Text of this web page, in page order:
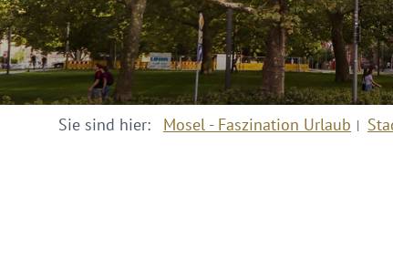
Sie sind hier: Mosel - Faszination Urlaub